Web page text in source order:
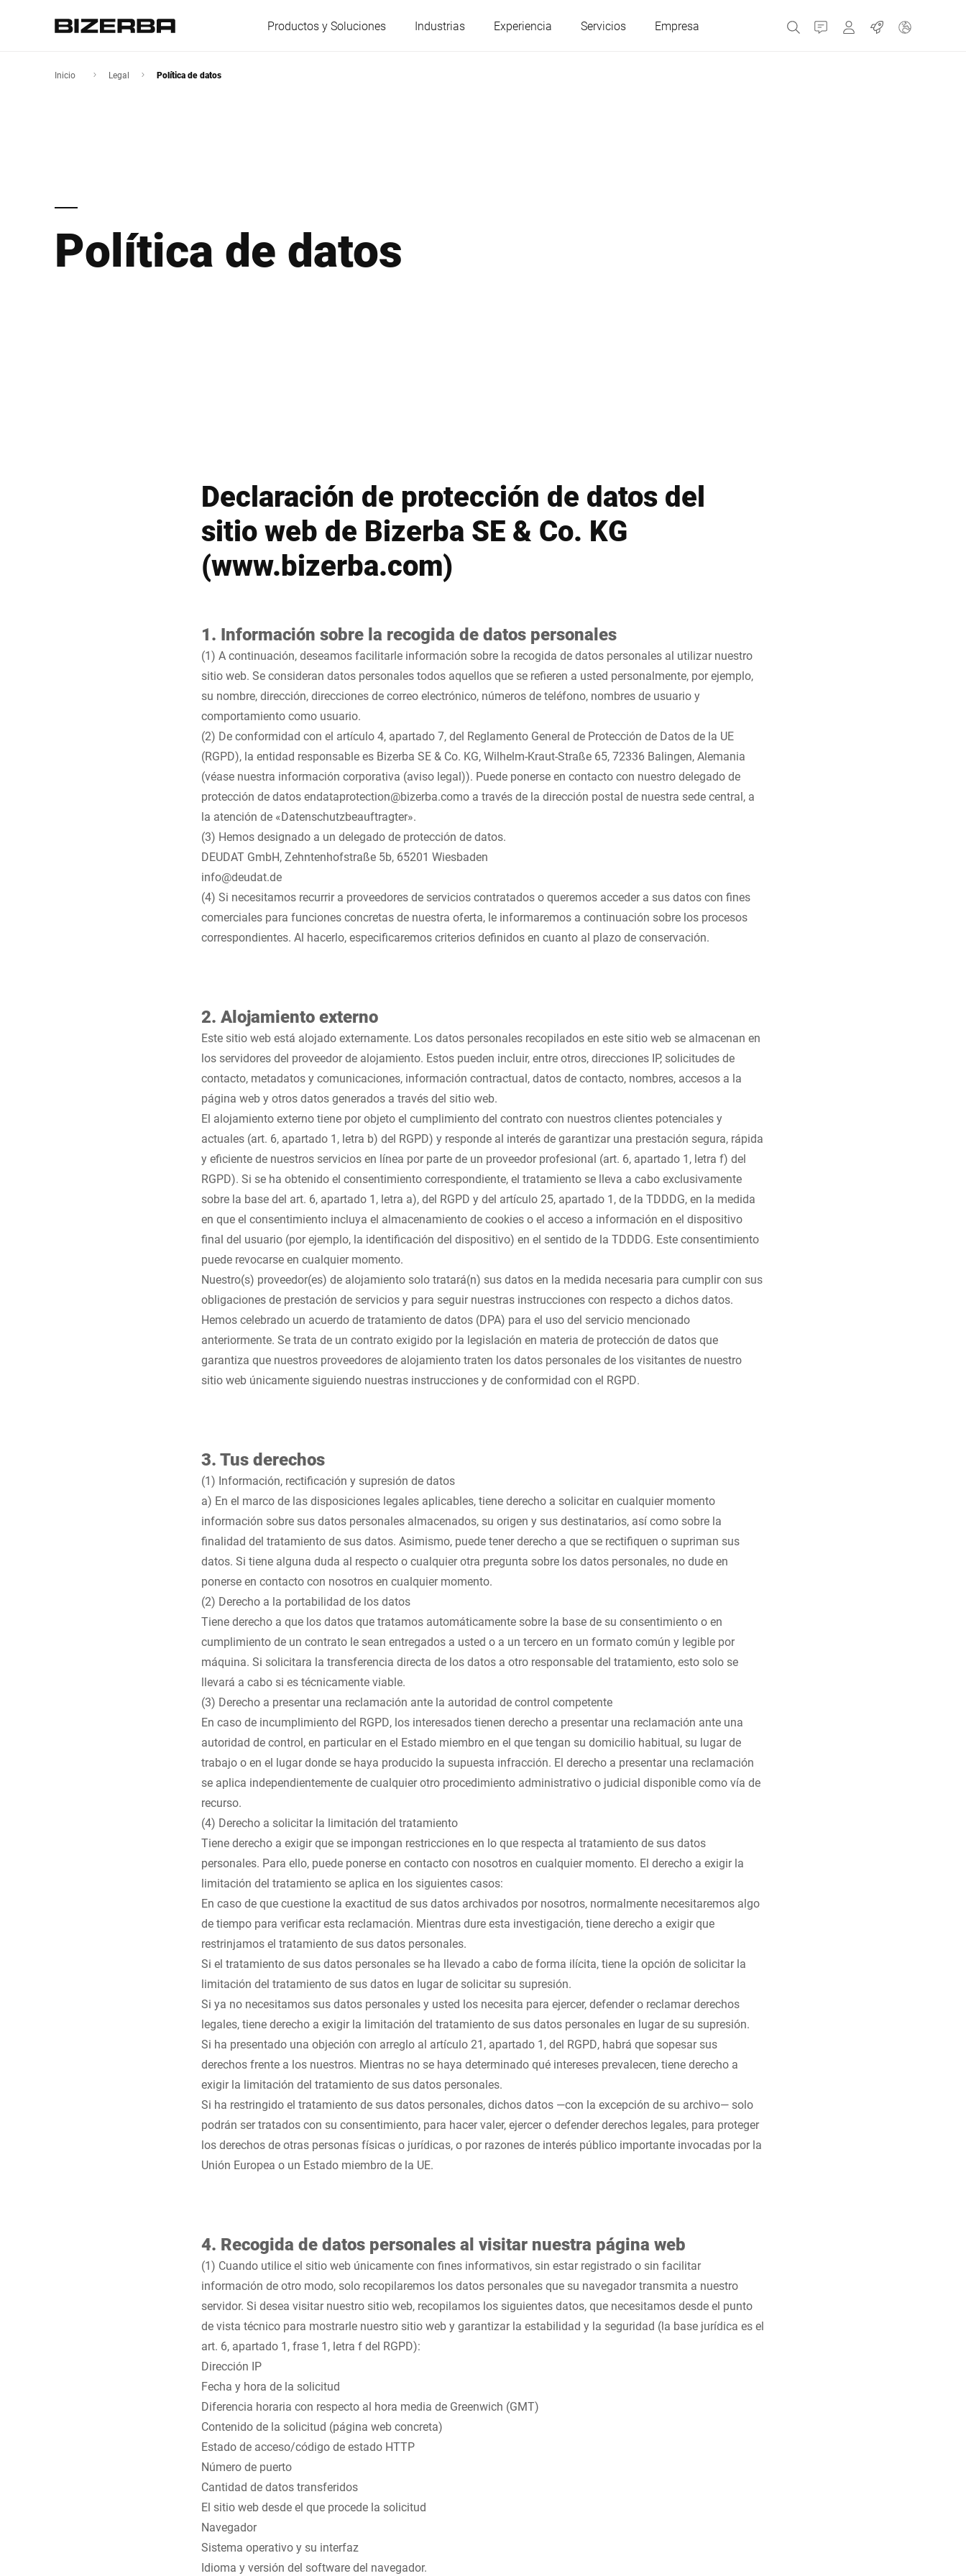
Productos y Soluciones Industrias Experiencia Servicios Empresa ContactoMyBizerbaTrabajos
Polonia
Asia
Inicio Legal Política de datos
Política de datos
Declaración de protección de datos del
sitio web de Bizerba SE & Co. KG
(www.bizerba.com)
1. Información sobre la recogida de datos personales
(1) A continuación, deseamos facilitarle información sobre la recogida de datos personales al utilizar nuestro
sitio web. Se consideran datos personales todos aquellos que se refieren a usted personalmente, por ejemplo,
su nombre, dirección, direcciones de correo electrónico, números de teléfono, nombres de usuario y
comportamiento como usuario.
(2) De conformidad con el artículo 4, apartado 7, del Reglamento General de Protección de Datos de la UE
(RGPD), la entidad responsable es Bizerba SE & Co. KG, Wilhelm-Kraut-Straße 65, 72336 Balingen, Alemania
(véase nuestra información corporativa (aviso legal)). Puede ponerse en contacto con nuestro delegado de
protección de datos endataprotection@bizerba.como a través de la dirección postal de nuestra sede central, a
la atención de «Datenschutzbeauftragter».
(3) Hemos designado a un delegado de protección de datos.
DEUDAT GmbH, Zehntenhofstraße 5b, 65201 Wiesbaden
info@deudat.de
(4) Si necesitamos recurrir a proveedores de servicios contratados o queremos acceder a sus datos con fines
comerciales para funciones concretas de nuestra oferta, le informaremos a continuación sobre los procesos
correspondientes. Al hacerlo, especificaremos criterios definidos en cuanto al plazo de conservación.
2. Alojamiento externo
Este sitio web está alojado externamente. Los datos personales recopilados en este sitio web se almacenan en
los servidores del proveedor de alojamiento. Estos pueden incluir, entre otros, direcciones IP, solicitudes de
contacto, metadatos y comunicaciones, información contractual, datos de contacto, nombres, accesos a la
página web y otros datos generados a través del sitio web.
El alojamiento externo tiene por objeto el cumplimiento del contrato con nuestros clientes potenciales y
actuales (art. 6, apartado 1, letra b) del RGPD) y responde al interés de garantizar una prestación segura, rápida
y eficiente de nuestros servicios en línea por parte de un proveedor profesional (art. 6, apartado 1, letra f) del
RGPD). Si se ha obtenido el consentimiento correspondiente, el tratamiento se lleva a cabo exclusivamente
sobre la base del art. 6, apartado 1, letra a), del RGPD y del artículo 25, apartado 1, de la TDDDG, en la medida
en que el consentimiento incluya el almacenamiento de cookies o el acceso a información en el dispositivo
final del usuario (por ejemplo, la identificación del dispositivo) en el sentido de la TDDDG. Este consentimiento
puede revocarse en cualquier momento.
Nuestro(s) proveedor(es) de alojamiento solo tratará(n) sus datos en la medida necesaria para cumplir con sus
obligaciones de prestación de servicios y para seguir nuestras instrucciones con respecto a dichos datos.
Hemos celebrado un acuerdo de tratamiento de datos (DPA) para el uso del servicio mencionado
anteriormente. Se trata de un contrato exigido por la legislación en materia de protección de datos que
garantiza que nuestros proveedores de alojamiento traten los datos personales de los visitantes de nuestro
sitio web únicamente siguiendo nuestras instrucciones y de conformidad con el RGPD.
3. Tus derechos
(1) Información, rectificación y supresión de datos
a) En el marco de las disposiciones legales aplicables, tiene derecho a solicitar en cualquier momento
información sobre sus datos personales almacenados, su origen y sus destinatarios, así como sobre la
finalidad del tratamiento de sus datos. Asimismo, puede tener derecho a que se rectifiquen o supriman sus
datos. Si tiene alguna duda al respecto o cualquier otra pregunta sobre los datos personales, no dude en
ponerse en contacto con nosotros en cualquier momento.
(2) Derecho a la portabilidad de los datos
Tiene derecho a que los datos que tratamos automáticamente sobre la base de su consentimiento o en
cumplimiento de un contrato le sean entregados a usted o a un tercero en un formato común y legible por
máquina. Si solicitara la transferencia directa de los datos a otro responsable del tratamiento, esto solo se
llevará a cabo si es técnicamente viable.
(3) Derecho a presentar una reclamación ante la autoridad de control competente
En caso de incumplimiento del RGPD, los interesados tienen derecho a presentar una reclamación ante una
autoridad de control, en particular en el Estado miembro en el que tengan su domicilio habitual, su lugar de
trabajo o en el lugar donde se haya producido la supuesta infracción. El derecho a presentar una reclamación
se aplica independientemente de cualquier otro procedimiento administrativo o judicial disponible como vía de
recurso.
(4) Derecho a solicitar la limitación del tratamiento
Tiene derecho a exigir que se impongan restricciones en lo que respecta al tratamiento de sus datos
personales. Para ello, puede ponerse en contacto con nosotros en cualquier momento. El derecho a exigir la
limitación del tratamiento se aplica en los siguientes casos:
En caso de que cuestione la exactitud de sus datos archivados por nosotros, normalmente necesitaremos algo
de tiempo para verificar esta reclamación. Mientras dure esta investigación, tiene derecho a exigir que
restrinjamos el tratamiento de sus datos personales.
Si el tratamiento de sus datos personales se ha llevado a cabo de forma ilícita, tiene la opción de solicitar la
limitación del tratamiento de sus datos en lugar de solicitar su supresión.
Si ya no necesitamos sus datos personales y usted los necesita para ejercer, defender o reclamar derechos
legales, tiene derecho a exigir la limitación del tratamiento de sus datos personales en lugar de su supresión.
Si ha presentado una objeción con arreglo al artículo 21, apartado 1, del RGPD, habrá que sopesar sus
derechos frente a los nuestros. Mientras no se haya determinado qué intereses prevalecen, tiene derecho a
exigir la limitación del tratamiento de sus datos personales.
Si ha restringido el tratamiento de sus datos personales, dichos datos —con la excepción de su archivo— solo
podrán ser tratados con su consentimiento, para hacer valer, ejercer o defender derechos legales, para proteger
los derechos de otras personas físicas o jurídicas, o por razones de interés público importante invocadas por la
Unión Europea o un Estado miembro de la UE.
4. Recogida de datos personales al visitar nuestra página web
(1) Cuando utilice el sitio web únicamente con fines informativos, sin estar registrado o sin facilitar
información de otro modo, solo recopilaremos los datos personales que su navegador transmita a nuestro
servidor. Si desea visitar nuestro sitio web, recopilamos los siguientes datos, que necesitamos desde el punto
de vista técnico para mostrarle nuestro sitio web y garantizar la estabilidad y la seguridad (la base jurídica es el
art. 6, apartado 1, frase 1, letra f del RGPD):
Dirección IP
Fecha y hora de la solicitud
Diferencia horaria con respecto al hora media de Greenwich (GMT)
Contenido de la solicitud (página web concreta)
Estado de acceso/código de estado HTTP
Número de puerto
Cantidad de datos transferidos
El sitio web desde el que procede la solicitud
Navegador
Sistema operativo y su interfaz
Idioma y versión del software del navegador.